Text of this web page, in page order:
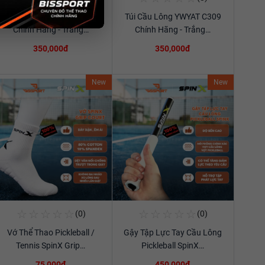
Xem chi tiết
Túi Cầu Lông YWYAT C309
Chính Hãng - Trắng…
350,000đ
Xem chi tiết
Túi Cầu Lông YWYAT C309
Chính Hãng - Trắng…
350,000đ
New
(0)
Vớ Thể Thao Pickleball /
Tennis SpinX Grip…
New
Xem chi tiết
(0)
Gậy Tập Lực Tay Cầu Lông
Pickleball SpinX…